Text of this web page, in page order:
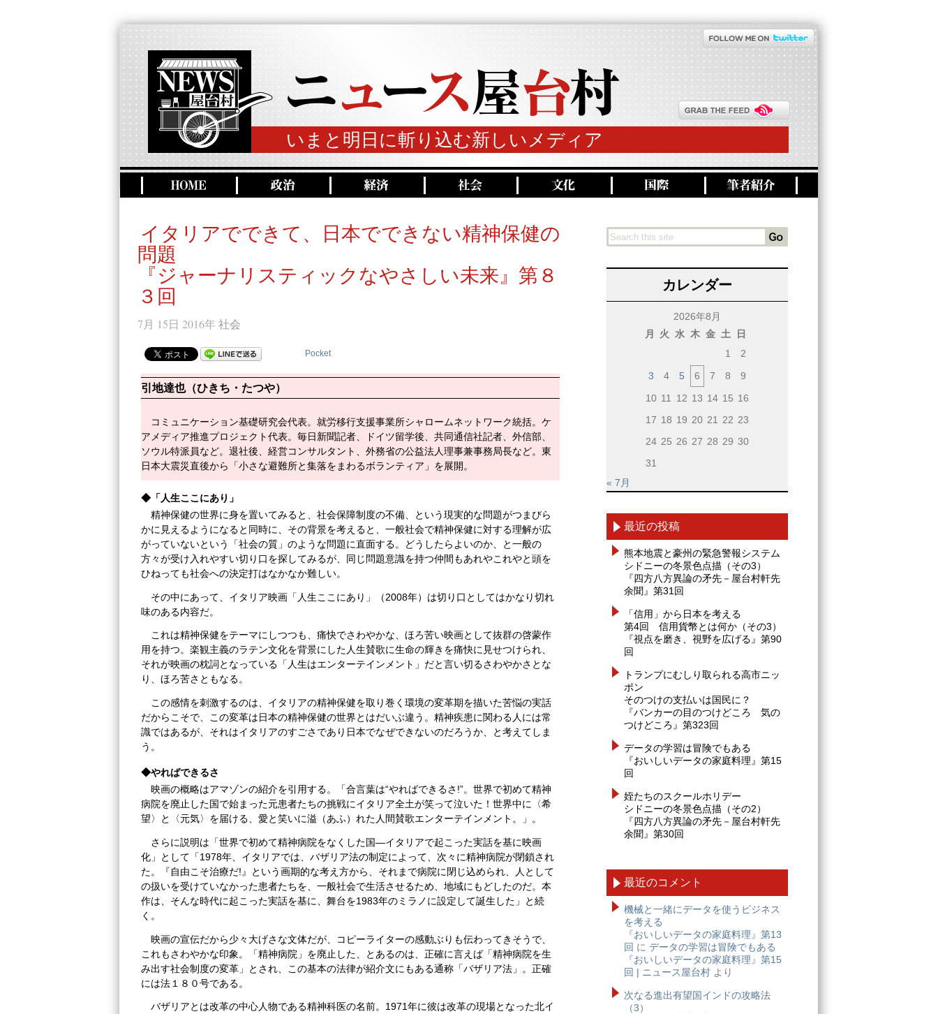
いまと明日に斬り込む新しいメディア
イタリアでできて、日本でできない精神保健の
問題
『ジャーナリスティックなやさしい未来』第８
３回
7月 15日 2016年 社会
Pocket
引地達也（ひきち・たつや）
コミュニケーション基礎研究会代表。就労移行支援事業所シャロームネットワーク統括。ケ
アメディア推進プロジェクト代表。毎日新聞記者、ドイツ留学後、共同通信社記者、外信部、
ソウル特派員など。退社後、経営コンサルタント、外務省の公益法人理事兼事務局長など。東
日本大震災直後から「小さな避難所と集落をまわるボランティア」を展開。
◆「人生ここにあり」
精神保健の世界に身を置いてみると、社会保障制度の不備、という現実的な問題がつまびら
かに見えるようになると同時に、その背景を考えると、一般社会で精神保健に対する理解が広
がっていないという「社会の質」のような問題に直面する。どうしたらよいのか、と一般の
方々が受け入れやすい切り口を探してみるが、同じ問題意識を持つ仲間もあれやこれやと頭を
ひねっても社会への決定打はなかなか難しい。
その中にあって、イタリア映画「人生ここにあり」（2008年）は切り口としてはかなり切れ
味のある内容だ。
これは精神保健をテーマにしつつも、痛快でさわやかな、ほろ苦い映画として抜群の啓蒙作
用を持つ。楽観主義のラテン文化を背景にした人生賛歌に生命の輝きを痛快に見せつけられ、
それが映画の枕詞となっている「人生はエンターテインメント」だと言い切るさわやかさとな
り、ほろ苦さともなる。
この感情を刺激するのは、イタリアの精神保健を取り巻く環境の変革期を描いた苦悩の実話
だからこそで、この変革は日本の精神保健の世界とはだいぶ違う。精神疾患に関わる人には常
識ではあるが、それはイタリアのすごさであり日本でなぜできないのだろうか、と考えてしま
う。
◆やればできるさ
映画の概略はアマゾンの紹介を引用する。「合言葉は“やればできるさ!”。世界で初めて精神
病院を廃止した国で始まった元患者たちの挑戦にイタリア全土が笑って泣いた！世界中に〈希
望〉と〈元気〉を届ける、愛と笑いに溢（あふ）れた人間賛歌エンターテインメント。」。
さらに説明は「世界で初めて精神病院をなくした国―イタリアで起こった実話を基に映画
化」として「1978年、イタリアでは、バザリア法の制定によって、次々に精神病院が閉鎖され
た。『自由こそ治療だ!』という画期的な考え方から、それまで病院に閉じ込められ、人として
の扱いを受けていなかった患者たちを、一般社会で生活させるため、地域にもどしたのだ。本
作は、そんな時代に起こった実話を基に、舞台を1983年のミラノに設定して誕生した」と続
く。
映画の宣伝だから少々大げさな文体だが、コピーライターの感動ぶりも伝わってきそうで、
これもさわやかな印象。「精神病院」を廃止した、とあるのは、正確に言えば「精神病院を生
み出す社会制度の変革」とされ、この基本の法律が紹介文にもある通称「バザリア法」。正確
には法１８０号である。
バザリアとは改革の中心人物である精神科医の名前。1971年に彼は改革の現場となった北イ
カレンダー
2026年8月
月
火 水 木 金 土
日
1
2
3
4 5 6 7 8
9
10 11 12 13 14 15 16
17 18 19 20 21 22 23
24 25 26 27 28 29 30
31
« 7月
最近の投稿
熊本地震と豪州の緊急警報システム
シドニーの冬景色点描（その3）
『四方八方異論の矛先－屋台村軒先
余聞』第31回
「信用」から日本を考える
第4回 信用貨幣とは何か（その3）
『視点を磨き、視野を広げる』第90
回
トランプにむしり取られる高市ニッ
ポン
そのつけの支払いは国民に？
『バンカーの目のつけどころ 気の
つけどころ』第323回
データの学習は冒険でもある
『おいしいデータの家庭料理』第15
回
姪たちのスクールホリデー
シドニーの冬景色点描（その2）
『四方八方異論の矛先－屋台村軒先
余聞』第30回
最近のコメント
機械と一緒にデータを使うビジネス
を考える
『おいしいデータの家庭料理』第13
回 に データの学習は冒険でもある
『おいしいデータの家庭料理』第15
回 | ニュース屋台村 より
次なる進出有望国インドの攻略法
（3）